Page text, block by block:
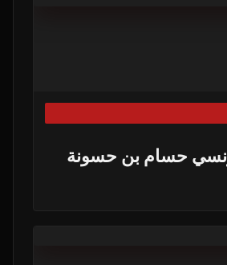
حسام بن حسونة